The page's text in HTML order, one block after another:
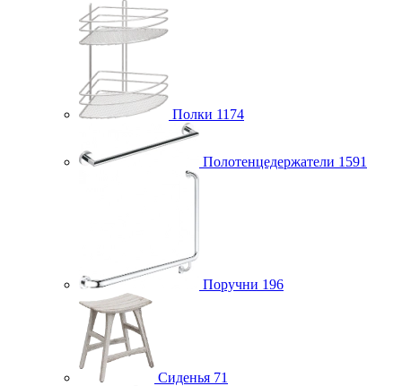
Полки 1174
Полотенцедержатели 1591
Поручни 196
Сиденья 71